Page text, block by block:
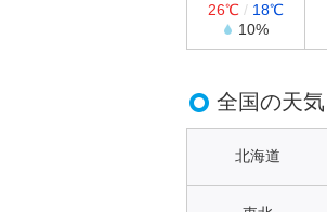
26℃ / 18℃
10%
全国の天気
北海道